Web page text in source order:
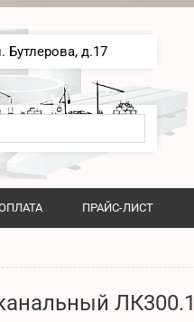
Бутлерова, д.17
ПРАЙС-ЛИСТ